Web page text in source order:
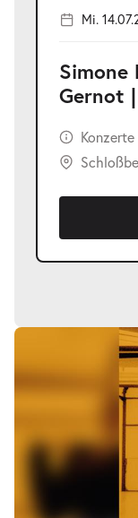
Mi.
Simone
Gernot
Konzerte